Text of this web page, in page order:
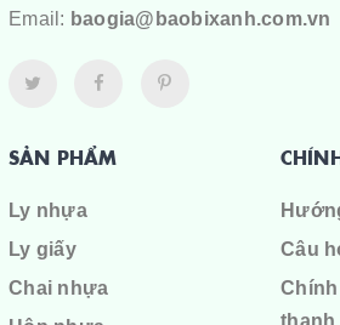
Email: baogia@baobixanh.com.vn
SẢN PHẨM
Ly nhựa
Ly giấy
Chai nhựa
Câu
thanh